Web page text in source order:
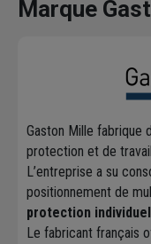
Marque
Gaston Mille fabrique
protection et de
L’entreprise a su
positionnement de
protection
Le fabricant français